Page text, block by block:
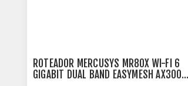
ROTEADOR MERCUSYS MR80X WI-FI 6
GIGABIT DUAL BAND EASYMESH AX3000